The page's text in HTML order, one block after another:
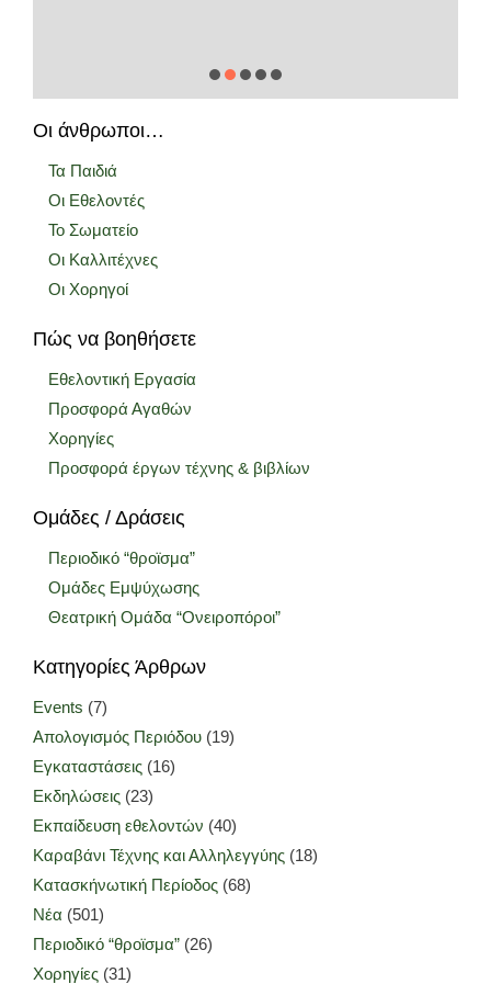
Οι άνθρωποι…
Τα Παιδιά
Οι Εθελοντές
Το Σωματείο
Οι Καλλιτέχνες
Οι Χορηγοί
Πώς να βοηθήσετε
Εθελοντική Εργασία
Προσφορά Αγαθών
Χορηγίες
Προσφορά έργων τέχνης & βιβλίων
Ομάδες / Δράσεις
Περιοδικό “θροϊσμα”
Ομάδες Εμψύχωσης
Θεατρική Ομάδα “Ονειροπόροι”
Κατηγορίες Άρθρων
Events (7)
Απολογισμός Περιόδου (19)
Εγκαταστάσεις (16)
Εκδηλώσεις (23)
Εκπαίδευση εθελοντών (40)
Καραβάνι Τέχνης και Αλληλεγγύης (18)
Κατασκήνωτική Περίοδος (68)
Νέα (501)
Περιοδικό “θροϊσμα” (26)
Χορηγίες (31)